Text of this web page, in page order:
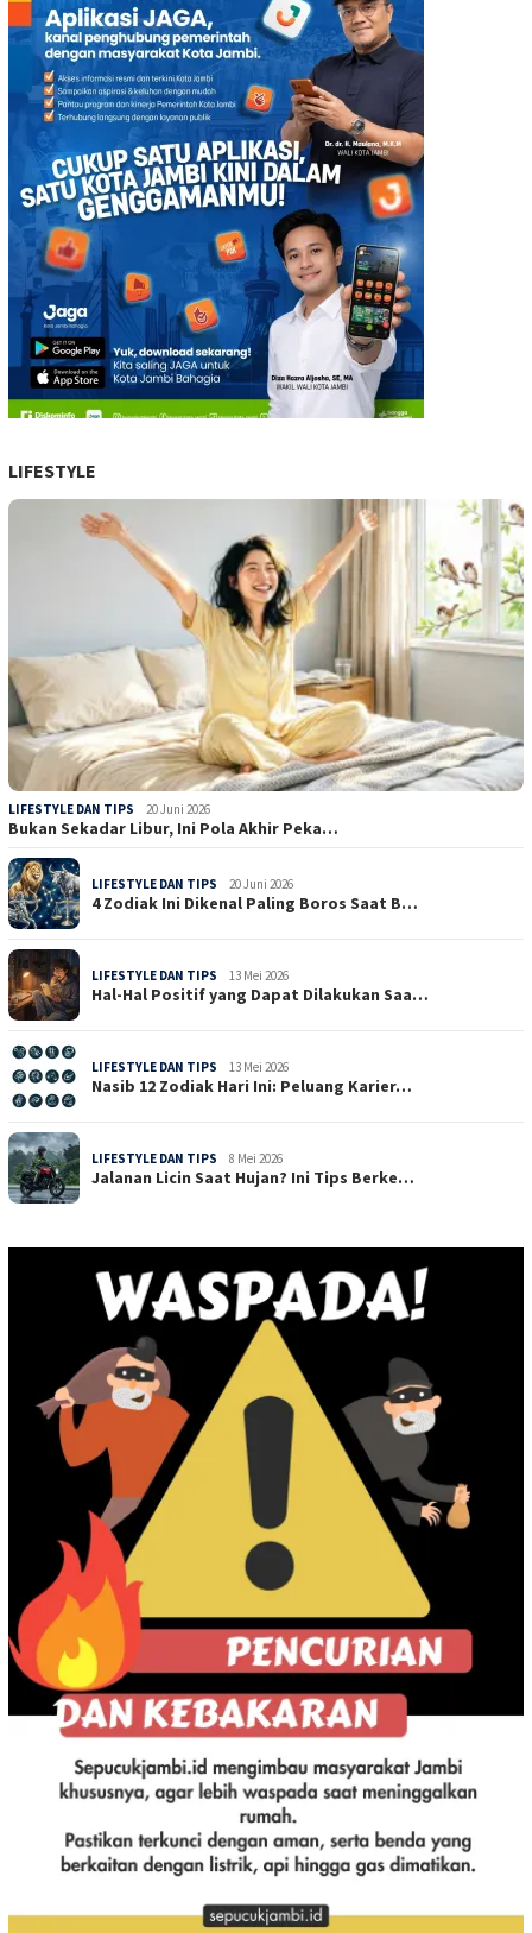
LIFESTYLE
LIFESTYLE DAN TIPS 20 Juni 2026
Bukan Sekadar Libur, Ini Pola Akhir Peka…
LIFESTYLE DAN TIPS 20 Juni 2026
4 Zodiak Ini Dikenal Paling Boros Saat B…
LIFESTYLE DAN TIPS 13 Mei 2026
Hal-Hal Positif yang Dapat Dilakukan Saa…
LIFESTYLE DAN TIPS 13 Mei 2026
Nasib 12 Zodiak Hari Ini: Peluang Karier…
LIFESTYLE DAN TIPS 8 Mei 2026
Jalanan Licin Saat Hujan? Ini Tips Berke…